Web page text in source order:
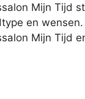
Mijn Tijd
en
Mijn Tijd